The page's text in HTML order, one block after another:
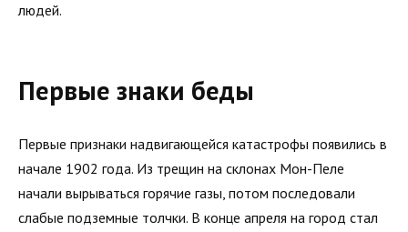
людей.
Первые знаки беды
Первые признаки надвигающейся катастрофы появились в
начале 1902 года. Из трещин на склонах Мон-Пеле
начали вырываться горячие газы, потом последовали
слабые подземные толчки. В конце апреля на город стал